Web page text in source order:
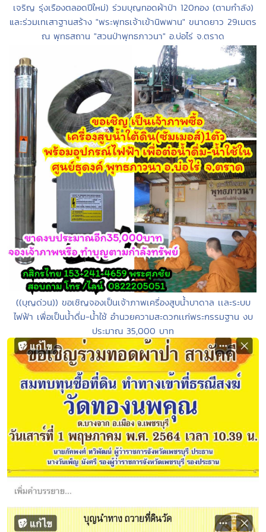
เจริญ รุ่งเรืองตลอดปีใหม่) ร่วมบุญทอดผ้าป่า 120กอง (ตามกำลัง)
และร่วมเทเสาฐานสร้าง "พระพุทธเจ้าเข้านิพพาน" ขนาดยาว 29เมตร
ณ พุทธสถาน "สวนป่าพุทธภาวนา" อ.บ่อไร่ จ.ตราด
((บุญด่วน)) ขอเชิญจองเป็นเจ้าภาพเครื่องสูบน้ำบาดาล เเละระบบ
ไฟฟ้า เพื่อเป็นน้ำดื่ม-น้ำใช้ อำนวยความสะดวกเเก่พระกรรมฐาน งบ
ประมาณ 35,000 บาท